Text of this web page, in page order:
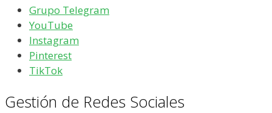
Grupo Telegram
YouTube
Instagram
Pinterest
TikTok
Gestión de Redes Sociales